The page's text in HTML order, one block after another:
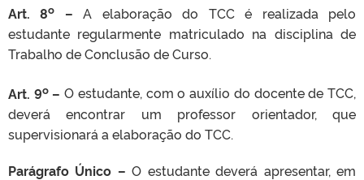
Art. 8o – A elaboração do TCC é realizada pelo
estudante regularmente matriculado na disciplina de
Trabalho de Conclusão de Curso.
Art. 9o–O estudante, com o auxílio do docente de TCC,
deverá encontrar um professor orientador, que
supervisionará a elaboração do TCC.
Parágrafo Único –O estudante deverá apresentar, em